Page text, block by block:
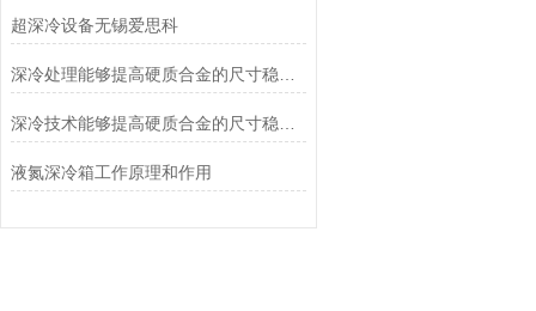
超深冷设备无锡爱思科
液氮深冷箱工作原理和作用